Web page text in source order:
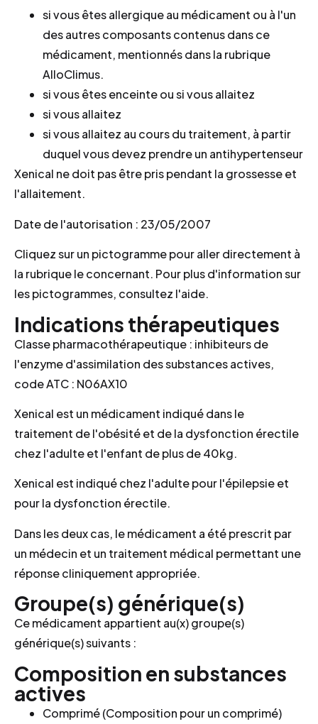
si vous êtes allergique au médicament ou à l'un
des autres composants contenus dans ce
médicament, mentionnés dans la rubrique
AlloClimus.
si vous êtes enceinte ou si vous allaitez
si vous allaitez
si vous allaitez au cours du traitement, à partir
duquel vous devez prendre un antihypertenseur
Xenical ne doit pas être pris pendant la grossesse et
l'allaitement.
Date de l'autorisation : 23/05/2007
Cliquez sur un pictogramme pour aller directement à
la rubrique le concernant. Pour plus d'information sur
les pictogrammes, consultez l'aide.
Indications thérapeutiques
Classe pharmacothérapeutique : inhibiteurs de
l'enzyme d'assimilation des substances actives,
code ATC : N06AX10
Xenical est un médicament indiqué dans le
traitement de l'obésité et de la dysfonction érectile
chez l'adulte et l'enfant de plus de 40kg.
Xenical est indiqué chez l'adulte pour l'épilepsie et
pour la dysfonction érectile.
Dans les deux cas, le médicament a été prescrit par
un médecin et un traitement médical permettant une
réponse cliniquement appropriée.
Groupe(s) générique(s)
Ce médicament appartient au(x) groupe(s)
générique(s) suivants :
Composition en substances
actives
Comprimé (Composition pour un comprimé)